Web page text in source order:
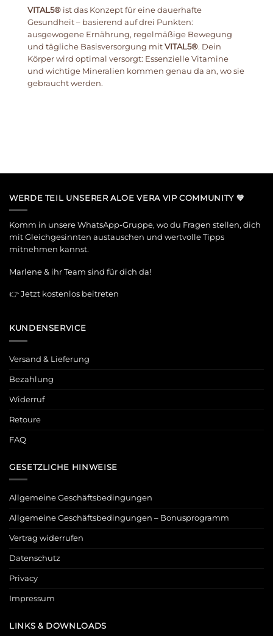
VITAL5® ist das Konzept für eine dauerhafte
Gesundheit – basierend auf drei Punkten:
ausgewogene Ernährung, regelmäßige Bewegung
und tägliche Basisversorgung mit VITAL5®. Dein
Körper wird optimal versorgt: Essenzielle Vitamine
und wichtige Mineralien kommen genau da an, wo sie
gebraucht werden.
WERDE TEIL UNSERER ALOE VERA VIP COMMUNITY 💚
Komm in unsere WhatsApp-Gruppe, wo du Fragen stellen, dich
mit Gleichgesinnten austauschen und wertvolle Tipps
mitnehmen kannst.
Marlene & ihr Team sind für dich da!
👉 Jetzt kostenlos beitreten
KUNDENSERVICE
Versand & Lieferung
Bezahlung
Widerruf
Retoure
FAQ
GESETZLICHE HINWEISE
Allgemeine Geschäftsbedingungen
Allgemeine Geschäftsbedingungen – Bonusprogramm
Vertrag widerrufen
Datenschutz
Privacy
Impressum
LINKS & DOWNLOADS